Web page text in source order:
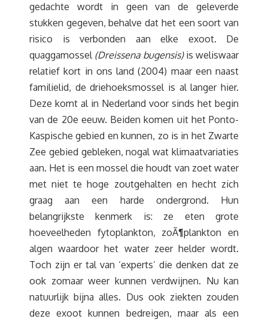
gedachte wordt in geen van de geleverde
stukken gegeven, behalve dat het een soort van
risico is verbonden aan elke exoot. De
quaggamossel (Dreissena bugensis)is weliswaar
relatief kort in ons land (2004) maar een naast
familielid, de driehoeksmossel is al langer hier.
Deze komt al in Nederland voor sinds het begin
van de 20e eeuw. Beiden komen uit het Ponto-
Kaspische gebied en kunnen, zo is in het Zwarte
Zee gebied gebleken, nogal wat klimaatvariaties
aan. Het is een mossel die houdt van zoet water
met niet te hoge zoutgehalten en hecht zich
graag aan een harde ondergrond. Hun
belangrijkste kenmerk is: ze eten grote
hoeveelheden fytoplankton, zoÃ¶plankton en
algen waardoor het water zeer helder wordt.
Toch zijn er tal van ‘experts’ die denken dat ze
ook zomaar weer kunnen verdwijnen. Nu kan
natuurlijk bijna alles. Dus ook ziekten zouden
deze exoot kunnen bedreigen, maar als een